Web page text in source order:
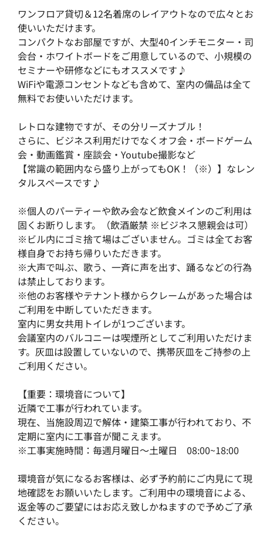
ワンフロア貸切＆12名着席のレイアウトなので広々とお
使いいただけます。
コンパクトなお部屋ですが、大型40インチモニター・司
会台・ホワイトボードをご用意しているので、小規模の
セミナーや研修などにもオススメです♪
WiFiや電源コンセントなども含めて、室内の備品は全て
無料でお使いいただけます。
レトロな建物ですが、その分リーズナブル！
さらに、ビジネス利用だけでなくオフ会・ボードゲーム
会・動画鑑賞・座談会・Youtube撮影など
【常識の範囲内なら盛り上がってもOK！（※）】なレン
タルスペースです♪
※個人のパーティーや飲み会など飲食メインのご利用は
固くお断りします。（飲酒厳禁 ※ビジネス懇親会は可）
※ビル内にゴミ捨て場はございません。ゴミは全てお客
様自身でお持ち帰りいただきます。
※大声で叫ぶ、歌う、一斉に声を出す、踊るなどの行為
は禁止しております。
※他のお客様やテナント様からクレームがあった場合は
ご利用を中断していただきます。
室内に男女共用トイレが1つございます。
会議室内のバルコニーは喫煙所としてご利用いただけま
す。灰皿は設置していないので、携帯灰皿をご持参の上
ご利用ください。
【重要：環境音について】
近隣で工事が行われています。
現在、当施設周辺で解体・建築工事が行われており、不
定期に室内に工事音が聞こえます。
※工事実施時間：毎週月曜日～土曜日　08:00~18:00
環境音が気になるお客様は、必ず予約前にご内見にて現
地確認をお願いいたします。ご利用中の環境音による、
返金等のご要望にはお応え致しかねますので予めご了承
ください。